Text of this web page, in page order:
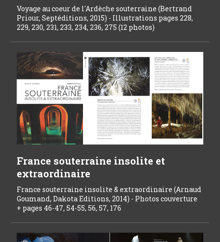
Voyage au coeur de l'Ardèche souterraine (Bertrand
Priour, Septéditions, 2015) - Illustrations pages 228,
229, 230, 231, 233, 234, 236, 275 (12 photos)
France souterraine insolite et
extraordinaire
France souterraine insolite & extraordinaire (Arnaud
Goumand, Dakota Editions, 2014) - Photos couverture
+ pages 46-47, 54-55, 56, 57, 176